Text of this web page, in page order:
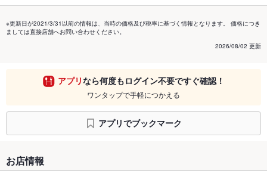
※更新日が2021/3/31以前の情報は、当時の価格及び税率に基づく情報となります。 価格につき
ましては直接店舗へお問い合わせください。
2026/08/02 更新
アプリなら何度もログイン不要ですぐ確認！
ワンタップで手軽につかえる
アプリでブックマーク
お店情報